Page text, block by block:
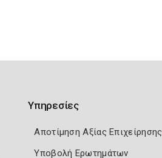
Υπηρεσίες
Αποτίμηση Αξίας Επιχείρησης
Υποβολή Ερωτημάτων